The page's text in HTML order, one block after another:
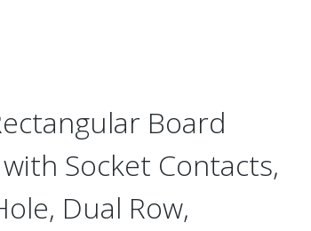
Board
Socket Contacts,
Dual Row,